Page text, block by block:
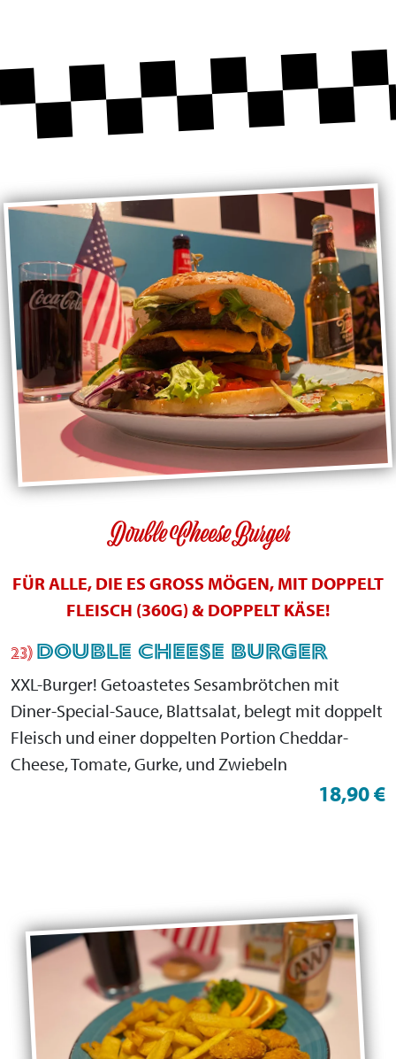
Double Cheese Burger
FÜR ALLE, DIE ES GROSS MÖGEN, MIT DOPPELT F
LEISCH (360G) & DOPPELT KÄSE!
23) DOUBLE CHEESE BURGER
XXL-Burger! Getoastetes Sesambrötchen mit
Diner-Special-Sauce, Blattsalat, belegt mit doppelt
Fleisch und einer doppelten Portion Cheddar-
Cheese, Tomate, Gurke, und Zwiebeln
18,90 €